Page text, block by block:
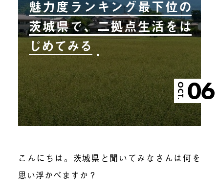
魅力度ランキング最下位の
茨城県で、二拠点生活をは
じめてみる
OCT. 06
こんにちは。茨城県と聞いてみなさんは何を
思い浮かべますか？